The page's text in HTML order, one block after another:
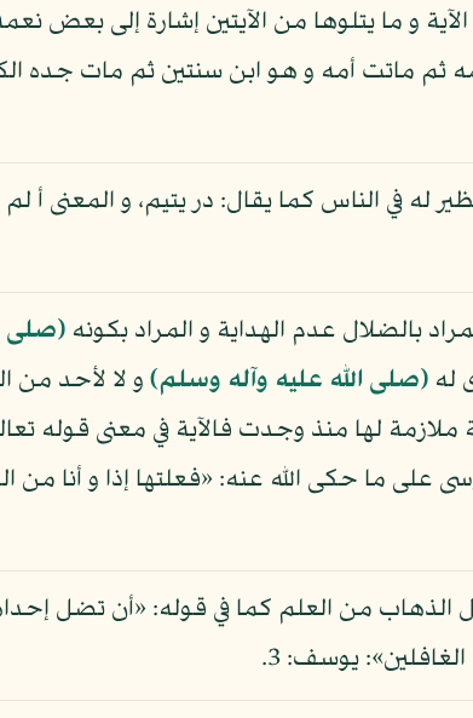
و ما يتلوها من الآيتين إشارة إلى بعض
ثم ماتت أمه و هو ابن سنتين ثم مات جده
له في الناس كما يقال: در يتيم، و المعنى
بالضلال عدم الهداية و المراد بكونه (صلى
له (صلى الله عليه وآله وسلم) و لا لأحد من
ملازمة لها منذ وجدت فالآية في معنى قوله
يوسف: 3.